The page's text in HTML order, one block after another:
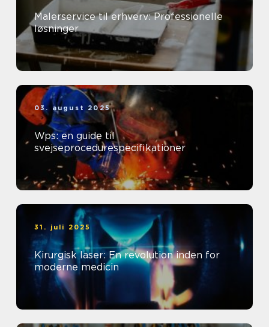
Malerservice til erhverv: Professionelle
løsninger
03. august 2025
Wps: en guide til
svejseprocedurespecifikationer
31. juli 2025
Kirurgisk laser: En revolution inden for
moderne medicin